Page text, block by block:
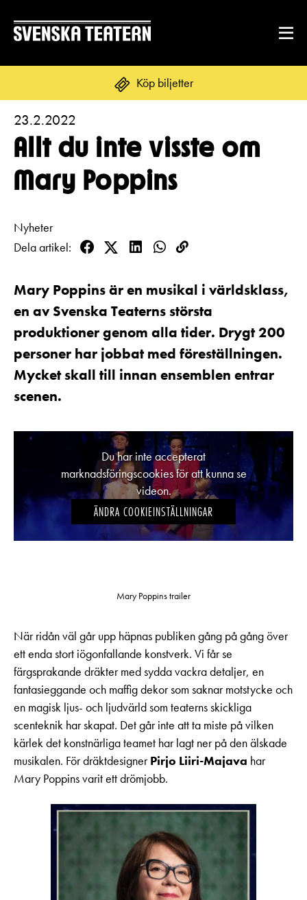
Köp biljetter
Suomi
REPERTOAR & BILJETTER
Repertoar
Kalender
Kundtjänst
Biljetter
Unga
Presentkort
Mat & dryck
Textning
Tillgänglighet
Frågor & svar
Platskarta
GRUPPER & FÖRETAG
Grupper & teaterombud
Pedagognätverk & skolgrupper
Företag
Guidning
OM SVENSKA TEATERN
Aktuellt
Teaterns verksamhet
Ensemble
Jobba hos oss
LOGGA IN
Allt du inte visste om
Mary Poppins
23.2.2022
Nyheter
Dela artikel
Facebook
TwitterLinkedInWhatsApp
Kopioi
Mary Poppins är en musikal i världsklass,
en av Svenska Teaterns största
produktioner genom alla tider. Drygt 200
personer har jobbat med föreställningen.
Mycket skall till innan ensemblen entrar
scenen.
Du har inte accepterat
marknadsföringscookies för att kunna se
videon.
ÄNDRA COOKIEINSTÄLLNINGAR
Mary Poppins trailer
När ridån väl går upp häpnas publiken gång på gång över
ett enda stort iögonfallande konstverk. Vi får se
färgsprakande dräkter med sydda vackra detaljer, en
fantasieggande och maffig dekor som saknar motstycke och
en magisk ljus- och ljudvärld som teaterns skickliga
scenteknik har skapat. Det går inte att ta miste på vilken
kärlek det konstnärliga teamet har lagt ner på den älskade
musikalen. För dräktdesignerPirjo Liiri-Majava har
Mary Poppins varit ett drömjobb.